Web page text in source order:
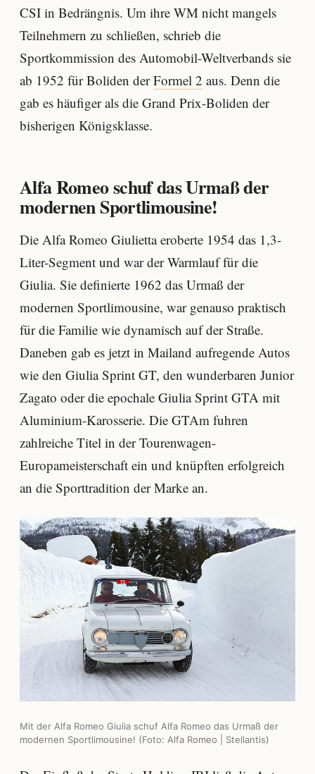
CSI in Bedrängnis. Um ihre WM nicht mangels
Teilnehmern zu schließen, schrieb die
Sportkommission des Automobil-Weltverbands sie
ab 1952 für Boliden derFormel 2 aus. Denn die
gab es häufiger als die Grand Prix-Boliden der
bisherigen Königsklasse.
Alfa Romeo schuf das Urmaß der
modernen Sportlimousine!
Die Alfa Romeo Giulietta eroberte 1954 das 1,3-
Liter-Segment und war der Warmlauf für die
Giulia. Sie definierte 1962 das Urmaß der
modernen Sportlimousine, war genauso praktisch
für die Familie wie dynamisch auf der Straße.
Daneben gab es jetzt in Mailand aufregende Autos
wie den Giulia Sprint GT, den wunderbaren Junior
Zagato oder die epochale Giulia Sprint GTA mit
Aluminium-Karosserie. Die GTAm fuhren
zahlreiche Titel in der Tourenwagen-
Europameisterschaft ein und knüpften erfolgreich
an die Sporttradition der Marke an.
Mit der Alfa Romeo Giulia schuf Alfa Romeo das Urmaß der
modernen Sportlimousine! (Foto: Alfa Romeo | Stellantis)